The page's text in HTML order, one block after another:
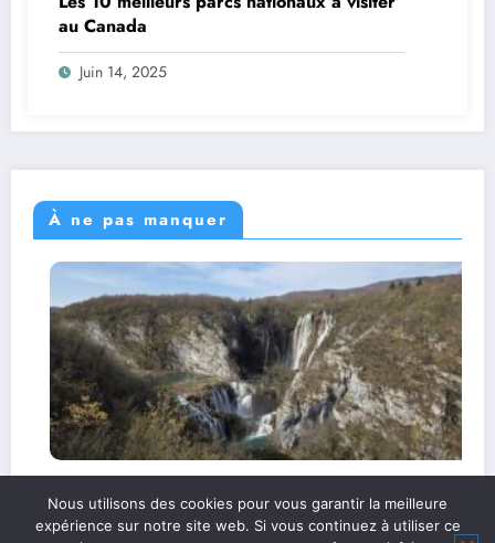
au Canada
Juin 14, 2025
À ne pas manquer
d’Europe
Nous utilisons des cookies pour vous garantir la meilleure
expérience sur notre site web. Si vous continuez à utiliser ce